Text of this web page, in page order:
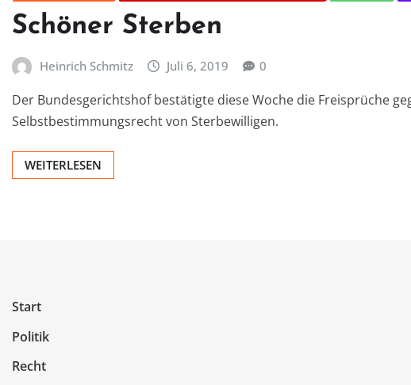
Schöner Sterben
Heinrich Schmitz Juli 6, 2019 0
Der Bundesgerichtshof bestätigte diese Woche die Freisprüche
Selbstbestimmungsrecht von Sterbewilligen.
WEITERLESEN
Start
Politik
Recht